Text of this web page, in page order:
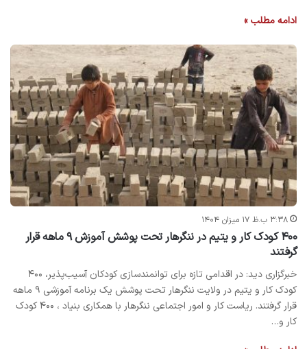
ادامه مطلب »
۳:۳۸ ب.ظ ۱۷ میزان ۱۴۰۴
۴۰۰ کودک کار و یتیم در ننگرهار تحت پوشش آموزش ۹ ماهه قرار
گرفتند
خبرگزاری دید: در اقدامی تازه برای توانمندسازی کودکان آسیب‌پذیر، ۴۰۰
کودک کار و یتیم در ولایت ننگرهار تحت پوشش یک برنامه آموزشی ۹ ماهه
قرار گرفتند. ریاست کار و امور اجتماعی ننگرهار با همکاری بنیاد ، ۴۰۰ کودک
کار و…